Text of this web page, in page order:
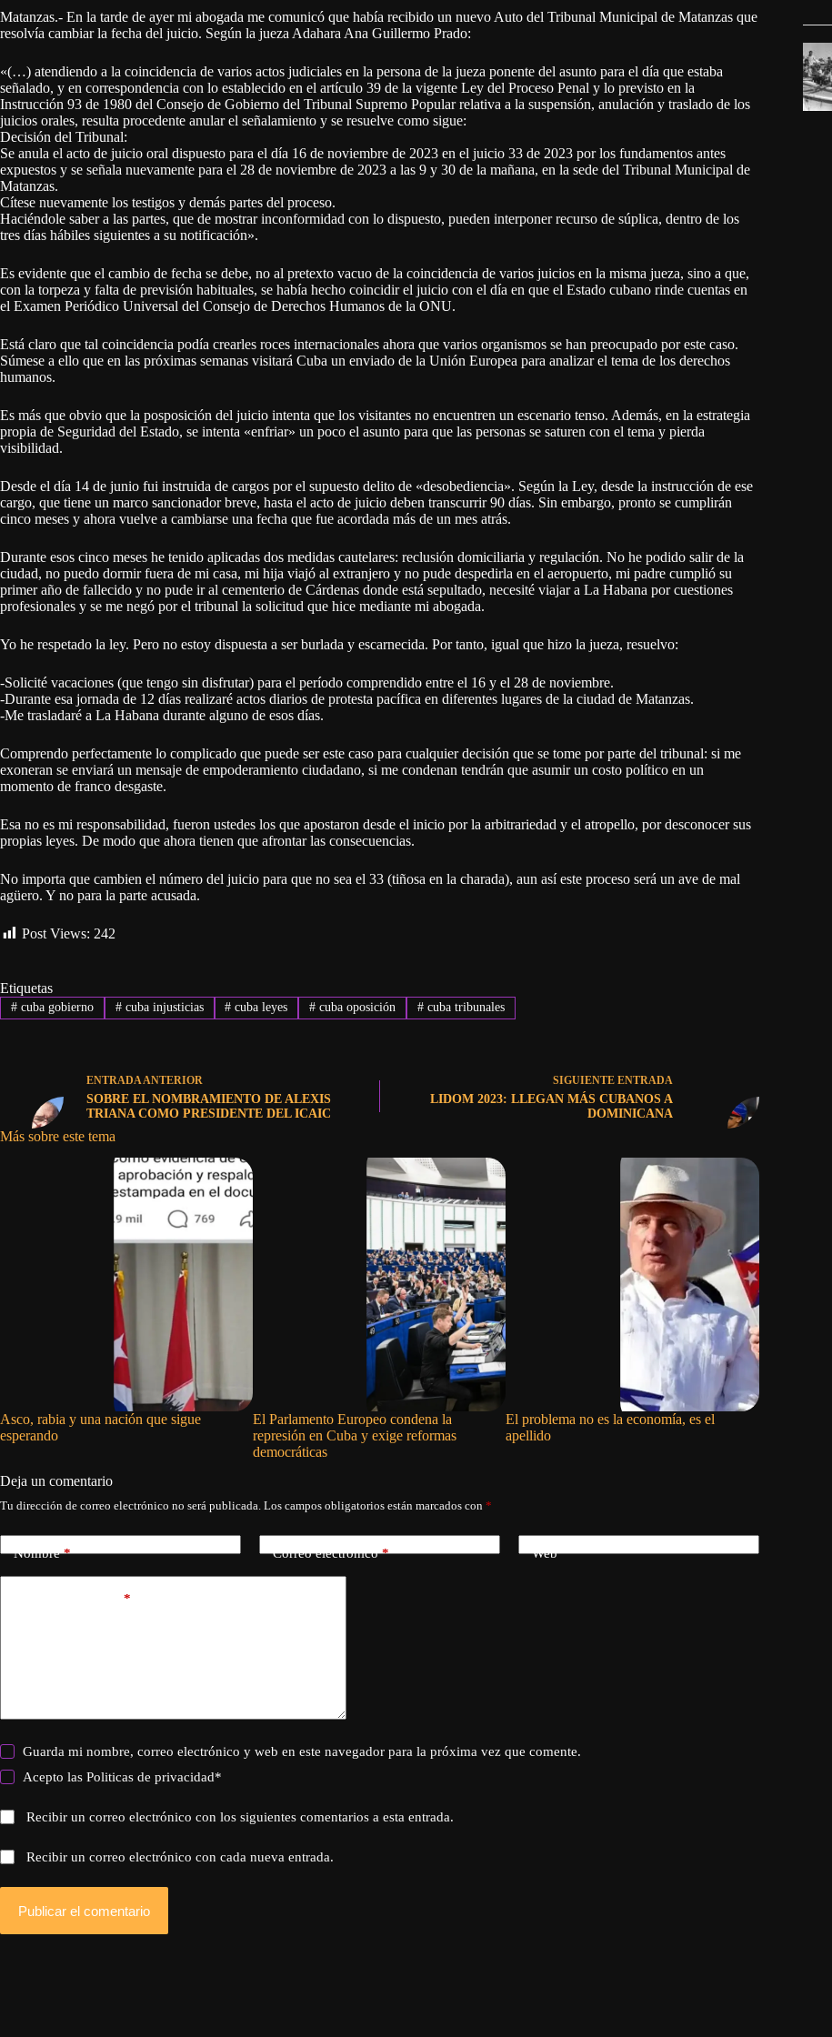
Matanzas.- En la tarde de ayer mi abogada me comunicó que había recibido un nuevo Auto del Tribunal Municipal de Matanzas que
resolvía cambiar la fecha del juicio. Según la jueza Adahara Ana Guillermo Prado:
«(…) atendiendo a la coincidencia de varios actos judiciales en la persona de la jueza ponente del asunto para el día que estaba
señalado, y en correspondencia con lo establecido en el artículo 39 de la vigente Ley del Proceso Penal y lo previsto en la
Instrucción 93 de 1980 del Consejo de Gobierno del Tribunal Supremo Popular relativa a la suspensión, anulación y traslado de los
juicios orales, resulta procedente anular el señalamiento y se resuelve como sigue:
Decisión del Tribunal:
Se anula el acto de juicio oral dispuesto para el día 16 de noviembre de 2023 en el juicio 33 de 2023 por los fundamentos antes
expuestos y se señala nuevamente para el 28 de noviembre de 2023 a las 9 y 30 de la mañana, en la sede del Tribunal Municipal de
Matanzas.
Cítese nuevamente los testigos y demás partes del proceso.
Haciéndole saber a las partes, que de mostrar inconformidad con lo dispuesto, pueden interponer recurso de súplica, dentro de los
tres días hábiles siguientes a su notificación».
Es evidente que el cambio de fecha se debe, no al pretexto vacuo de la coincidencia de varios juicios en la misma jueza, sino a que,
con la torpeza y falta de previsión habituales, se había hecho coincidir el juicio con el día en que el Estado cubano rinde cuentas en
el Examen Periódico Universal del Consejo de Derechos Humanos de la ONU.
Está claro que tal coincidencia podía crearles roces internacionales ahora que varios organismos se han preocupado por este caso.
Súmese a ello que en las próximas semanas visitará Cuba un enviado de la Unión Europea para analizar el tema de los derechos
humanos.
Es más que obvio que la posposición del juicio intenta que los visitantes no encuentren un escenario tenso. Además, en la estrategia
propia de Seguridad del Estado, se intenta «enfriar» un poco el asunto para que las personas se saturen con el tema y pierda
visibilidad.
Desde el día 14 de junio fui instruida de cargos por el supuesto delito de «desobediencia». Según la Ley, desde la instrucción de ese
cargo, que tiene un marco sancionador breve, hasta el acto de juicio deben transcurrir 90 días. Sin embargo, pronto se cumplirán
cinco meses y ahora vuelve a cambiarse una fecha que fue acordada más de un mes atrás.
Durante esos cinco meses he tenido aplicadas dos medidas cautelares: reclusión domiciliaria y regulación. No he podido salir de la
ciudad, no puedo dormir fuera de mi casa, mi hija viajó al extranjero y no pude despedirla en el aeropuerto, mi padre cumplió su
primer año de fallecido y no pude ir al cementerio de Cárdenas donde está sepultado, necesité viajar a La Habana por cuestiones
profesionales y se me negó por el tribunal la solicitud que hice mediante mi abogada.
Yo he respetado la ley. Pero no estoy dispuesta a ser burlada y escarnecida. Por tanto, igual que hizo la jueza, resuelvo:
-Solicité vacaciones (que tengo sin disfrutar) para el período comprendido entre el 16 y el 28 de noviembre.
-Durante esa jornada de 12 días realizaré actos diarios de protesta pacífica en diferentes lugares de la ciudad de Matanzas.
-Me trasladaré a La Habana durante alguno de esos días.
Comprendo perfectamente lo complicado que puede ser este caso para cualquier decisión que se tome por parte del tribunal: si me
exoneran se enviará un mensaje de empoderamiento ciudadano, si me condenan tendrán que asumir un costo político en un
momento de franco desgaste.
Esa no es mi responsabilidad, fueron ustedes los que apostaron desde el inicio por la arbitrariedad y el atropello, por desconocer sus
propias leyes. De modo que ahora tienen que afrontar las consecuencias.
No importa que cambien el número del juicio para que no sea el 33 (tiñosa en la charada), aun así este proceso será un ave de mal
agüero. Y no para la parte acusada.
Post Views: 242
Etiquetas
#cuba gobierno #cuba injusticias # cuba leyes # cuba oposición # cuba tribunales
ENTRADAANTERIOR
SOBRE EL NOMBRAMIENTO DE ALEXIS
TRIANA COMO PRESIDENTE DEL ICAIC
SIGUIENTE ENTRADA
LIDOM 2023: LLEGAN MÁS CUBANOS A
DOMINICANA
Más sobre este tema
Asco, rabia y una nación que sigue
esperando
El Parlamento Europeo condena la
represión en Cuba y exige reformas
democráticas
El problema no es la economía, es el
apellido
Deja un comentario
Tu dirección de correo electrónico no será publicada. Los campos obligatorios están marcados con *
Nombre* Correo electrónico* Web
*
Guarda mi nombre, correo electrónico y web en este navegador para la próxima vez que comente.
Acepto lasPoliticas de privacidad*
Recibir un correo electrónico con los siguientes comentarios a esta entrada.
Recibir un correo electrónico con cada nueva entrada.
Publicar el comentario